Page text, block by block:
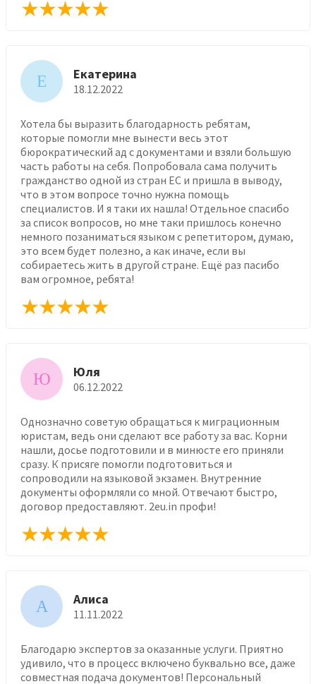
Е Екатерина
18.12.2022
Хотела бы выразить благодарность ребятам,
которые помогли мне вынести весь этот
бюрократический ад с документами и взяли большую
часть работы на себя. Попробовала сама получить
гражданство одной из стран ЕС и пришла в выводу,
что в этом вопросе точно нужна помощь
специалистов. И я таки их нашла! Отдельное спасибо
за список вопросов, но мне таки пришлось конечно
немного позаниматься языком с репетитором, думаю,
это всем будет полезно, а как иначе, если вы
собираетесь жить в другой стране. Ещё раз пасибо
вам огромное, ребята!
Ю Юля
06.12.2022
Однозначно советую обращаться к миграционным
юристам, ведь они сделают все работу за вас. Корни
нашли, досье подготовили и в минюсте его приняли
сразу. К присяге помогли подготовиться и
сопроводили на языковой экзамен. Внутренние
документы оформляли со мной. Отвечают быстро,
договор предоставляют. 2eu.in профи!
А Алиса
11.11.2022
Благодарю экспертов за оказанные услуги. Приятно
удивило, что в процесс включено буквально все, даже
совместная подача документов! Персональный